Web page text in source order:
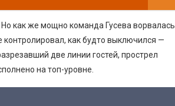
как же мощно команда Гусева ворвалась
контролировал, как будто выключился —
две линии гостей, прострел
на топ-уровне.